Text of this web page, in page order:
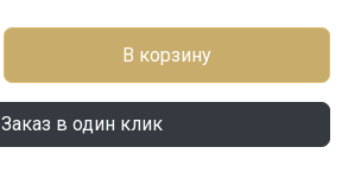
В корзину
Заказ в один клик